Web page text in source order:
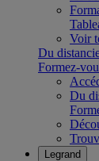
Voir
Du
Formez-
Du
Legrand